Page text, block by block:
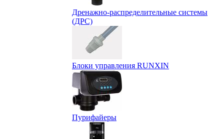
Дренажно-распределительные системы
(ДРС)
Блоки управления RUNXIN
Пурифайеры